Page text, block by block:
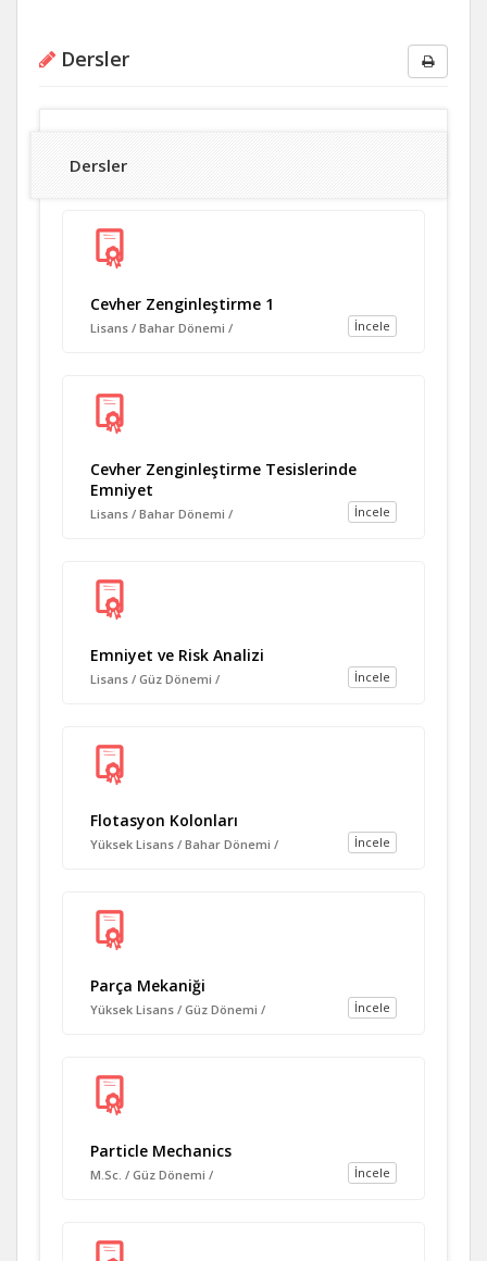
Dersler
Dersler
Cevher Zenginleştirme 1
İncele
Lisans / Bahar Dönemi /
Cevher Zenginleştirme Tesislerinde
Emniyet
İncele
Lisans / Bahar Dönemi /
Emniyet ve Risk Analizi
İncele
Lisans / Güz Dönemi /
Flotasyon Kolonları
İncele
Yüksek Lisans / Bahar Dönemi /
Parça Mekaniği
İncele
Yüksek Lisans / Güz Dönemi /
Particle Mechanics
İncele
M.Sc. / Güz Dönemi /